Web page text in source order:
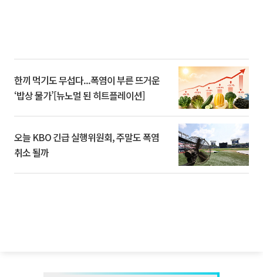
한끼 먹기도 무섭다...폭염이 부른 뜨거운
‘밥상 물가’[뉴노멀 된 히트플레이션]
오늘 KBO 긴급 실행위원회, 주말도 폭염
취소 될까